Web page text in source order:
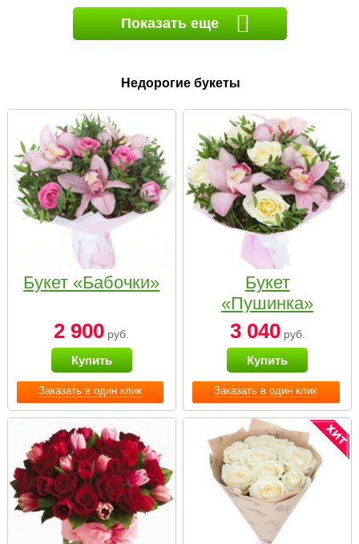
Показать еще
Недорогие букеты
Заказать в один клик
Букет «Бабочки»
2 900 руб.
Купить
Заказать в один клик
Букет
«Пушинка»
3 040руб.
Купить